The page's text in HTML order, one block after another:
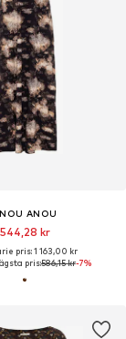
ANOU
544,28 kr
pris: 1 163,00 kr
pris:586,15 kr-7%